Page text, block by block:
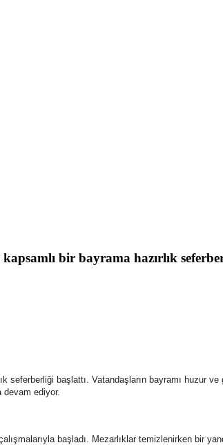
bir bayrama hazırlık
başlattı. Vatandaşların bayramı huzur
devam ediyor.
başladı. Mezarlıklar temizlenirken bir